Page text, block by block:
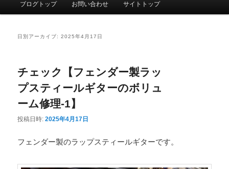
イ
ブログトップ お問い合わせ サイトトップ
日別アーカイブ:2025年4月17日
チェック【フェンダー製ラッ
プスティールギターのボリュ
ーム修理-1】
投稿日時:2025年4月17日
フェンダー製のラップスティールギターです。